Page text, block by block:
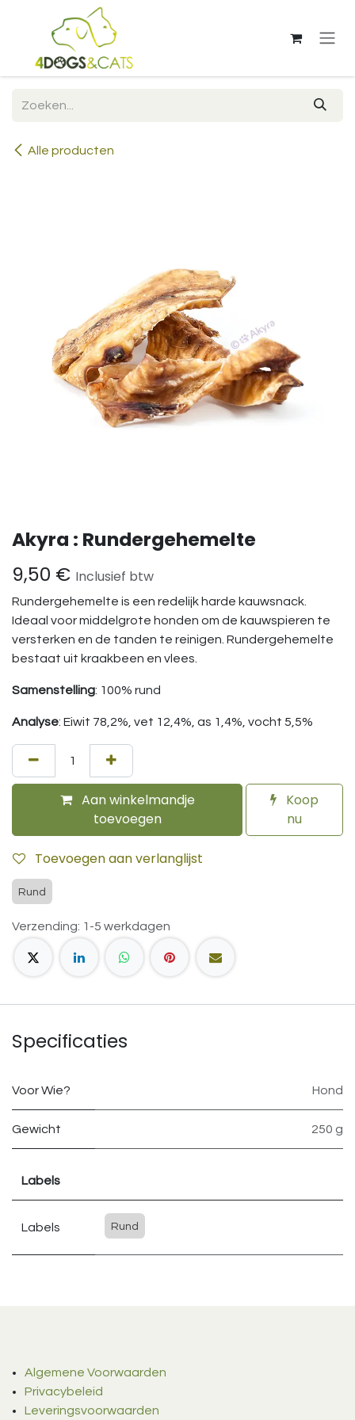
Overslaan naar inhoud
Alle producten
Akyra : Rundergehemelte
9,50 € Inclusief btw
Rundergehemelte is een redelijk harde kauwsnack.
Ideaal voor middelgrote honden om de kauwspieren te
versterken en de tanden te reinigen. Rundergehemelte
bestaat uit kraakbeen en vlees.
Samenstelling: 100% rund
Analyse: Eiwit 78,2%, vet 12,4%, as 1,4%, vocht 5,5%
Aan winkelmandje
toevoegen
Koop
nu
Toevoegen aan verlanglijst
Rund
Verzending: 1-5 werkdagen
Specificaties
Voor Wie? Hond
Gewicht 250 g
Labels
Labels Rund
Algemene Voorwaarden
Privacybeleid
Leveringsvoorwaarden